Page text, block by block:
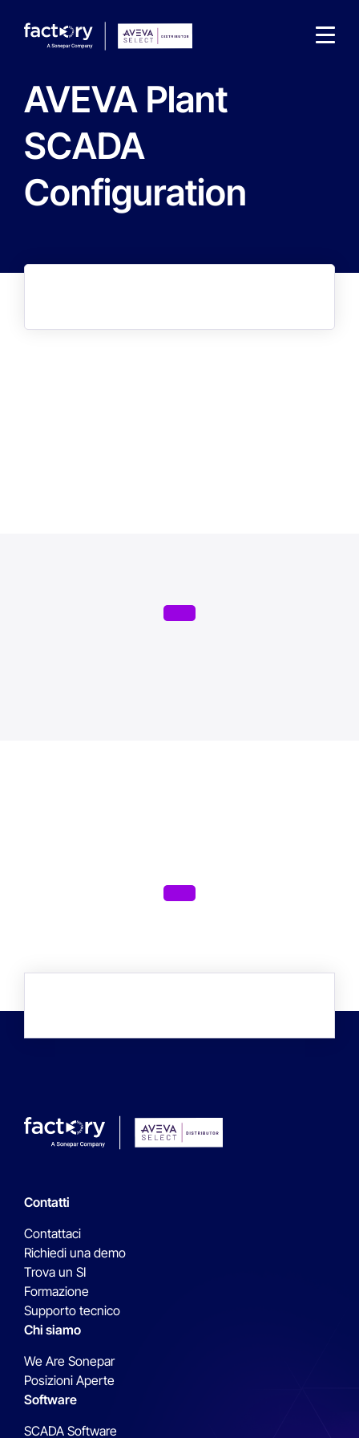
Che cosa sta cercando ?
AVEVA Plant
SCADA
Configuration
Contatti
Contattaci
Richiedi una demo
Trova un SI
Formazione
Supporto tecnico
Chi siamo
We Are Sonepar
Posizioni Aperte
Software
SCADA Software